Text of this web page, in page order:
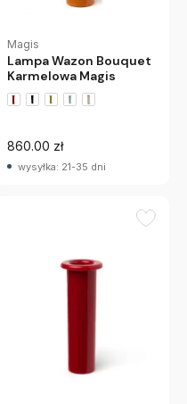
Magis
Lampa Wazon Bouquet
Karmelowa Magis
860.00 zł
wysyłka: 21-35 dni